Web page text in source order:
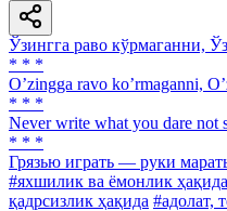
Ўзингга раво кўрмаганни,
* * *
Oʼzingga ravo koʼrmaganni,
* * *
Never write what you dare not
* * *
Грязью играть — руки
#яхшилик ва ёмонлик ҳақида
қадрсизлик ҳақида #адолат,